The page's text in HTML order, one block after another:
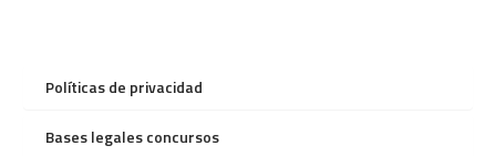
Políticas de privacidad
Bases legales concursos